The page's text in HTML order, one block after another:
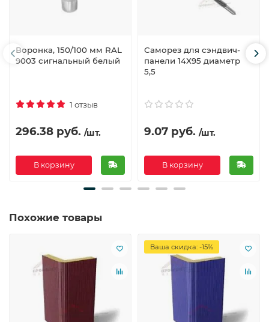
Воронка, 150/100 мм RAL
9003 сигнальный белый
1 отзыв
296.38 руб. /шт.
В корзину
Саморез для сэндвич-
панели 14X95 диаметр
5,5
9.07 руб. /шт.
В корзину
Похожие товары
Ваша скидка: -15%